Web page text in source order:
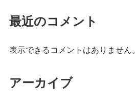
最近のコメント
表示できるコメントはありません。
アーカイブ